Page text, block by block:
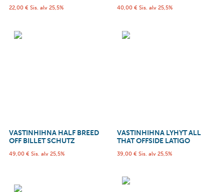
22,00 € Sis. alv 25,5% 40,00 € Sis. alv 25,5%
VASTINHIHNA HALF BREED
OFF BILLET SCHUTZ
49,00 € Sis. alv 25,5%
VASTINHIHNA LYHYT ALL
THAT OFFSIDE LATIGO
39,00 € Sis. alv 25,5%